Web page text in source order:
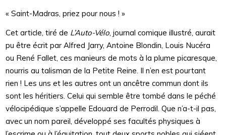
« Saint-Madras, priez pour nous ! »
Cet article, tiré de L’Auto-Vélo, journal comique illustré, aurait
pu être écrit par Alfred Jarry, Antoine Blondin, Louis Nucéra
ou René Fallet, ces manieurs de mots à la plume picaresque,
nourris au talisman de la Petite Reine. Il n’en est pourtant
rien ! Les uns et les autres ont un ancêtre commun dont ils
sont les héritiers. Celui qui semble être tombé dans le péché
vélocipédique s’appelle Edouard de Perrodil. Que n’a-t-il pas,
avec un nom pareil, développé ses facultés physiques à